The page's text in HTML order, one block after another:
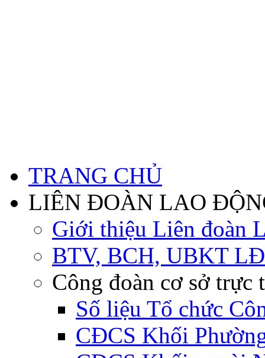
TRANG CHỦ
LIÊN ĐOÀN LAO
Giới thiệu Liên đoàn
BTV, BCH, UBKT
Công đoàn cơ sở trực
Số liệu Tổ chức
CĐCS Khối